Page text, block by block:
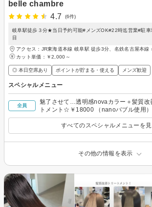
belle chambre
4.7
(6件)
岐阜駅徒歩３分★当日予約可能#メンズOK#22時迄営業#駐
目
アクセス：JR東海道本線 岐阜駅 徒歩3分、名鉄名古屋本線
カット単価： ￥2,000～
◎ 本日空席あり ポイントが貯まる・使える メンズ歓迎
スペシャルメニュー
全員
魅了させて…透明感novaカラー＋髪質改
トメント☆￥18000 （nanoバブル使用）
すべてのスペシャルメニューを
その他の情報を表示